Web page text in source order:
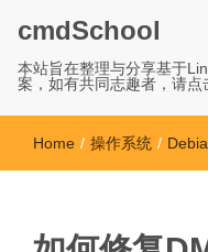
cmdSchool
本站旨在整理与分享基于
案，如有共同志趣者，请点
Home / 操作系统 /